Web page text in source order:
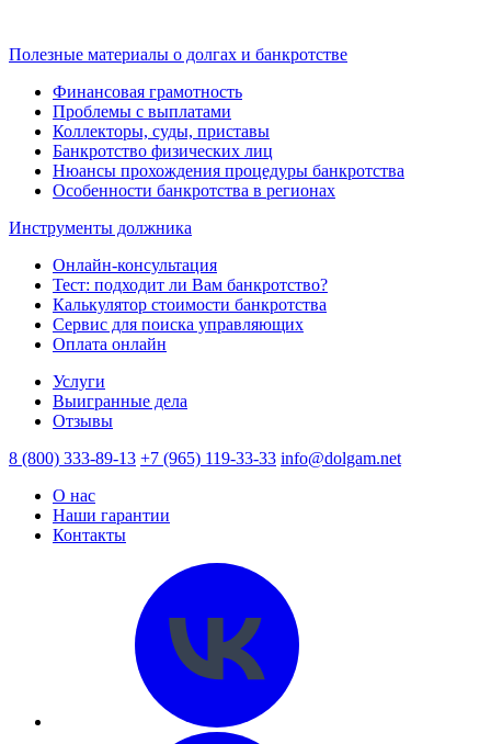
Полезные материалы о долгах и банкротстве
Финансовая грамотность
Проблемы с выплатами
Коллекторы, суды, приставы
Банкротство физических лиц
Нюансы прохождения процедуры банкротства
Особенности банкротства в регионах
Инструменты должника
Онлайн-консультация
Тест: подходит ли Вам банкротство?
Калькулятор стоимости банкротства
Сервис для поиска управляющих
Оплата онлайн
Услуги
Выигранные дела
Отзывы
8 (800) 333-89-13 +7 (965) 119-33-33 info@dolgam.net
О нас
Наши гарантии
Контакты